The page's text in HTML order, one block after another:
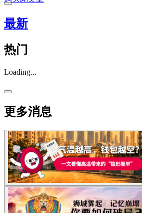
最新
热门
Loading...
更多消息